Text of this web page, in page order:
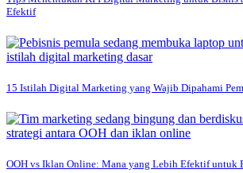
Efektif
15 Istilah Digital Marketing yang Wajib Dipahami
OOH vs Iklan Online: Mana yang Lebih Efektif untuk